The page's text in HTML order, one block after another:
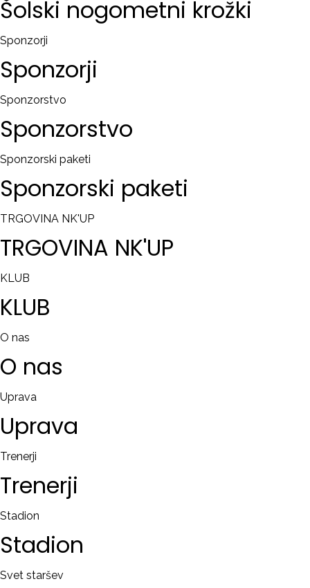
Šolski nogometni krožki
Sponzorji
Sponzorji
Sponzorstvo
Sponzorstvo
Sponzorski paketi
Sponzorski paketi
TRGOVINA NK'UP
TRGOVINA NK'UP
KLUB
KLUB
O nas
O nas
Uprava
Uprava
Trenerji
Trenerji
Stadion
Stadion
Svet staršev